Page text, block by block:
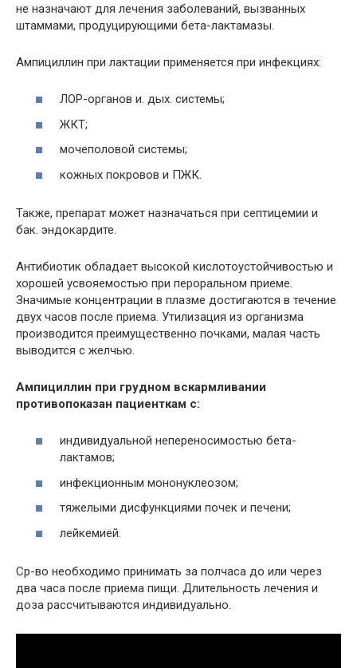
не назначают для лечения заболеваний, вызванных
штаммами, продуцирующими бета-лактамазы.
Ампициллин при лактации применяется при инфекциях:
ЛОР-органов и. дых. системы;
ЖКТ;
мочеполовой системы;
кожных покровов и ПЖК.
Также, препарат может назначаться при септицемии и
бак. эндокардите.
Антибиотик обладает высокой кислотоустойчивостью и
хорошей усвояемостью при пероральном приеме.
Значимые концентрации в плазме достигаются в течение
двух часов после приема. Утилизация из организма
производится преимущественно почками, малая часть
выводится с желчью.
Ампициллин при грудном вскармливании
противопоказан пациенткам с:
индивидуальной непереносимостью бета-
лактамов;
инфекционным мононуклеозом;
тяжелыми дисфункциями почек и печени;
лейкемией.
Ср-во необходимо принимать за полчаса до или через
два часа после приема пищи. Длительность лечения и
доза рассчитываются индивидуально.